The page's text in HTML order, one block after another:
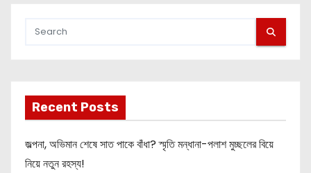
Recent Posts
জল্পনা, অভিমান শেষে সাত পাকে বাঁধা? স্মৃতি মন্ধানা-পলাশ মুচ্ছলের বিয়ে
নিয়ে নতুন রহস্য!